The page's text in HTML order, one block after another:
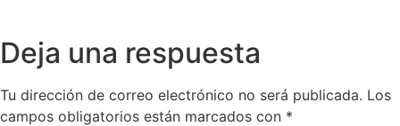
Deja una respuesta
Tu dirección de correo electrónico no será publicada. Los
campos obligatorios están marcados con *